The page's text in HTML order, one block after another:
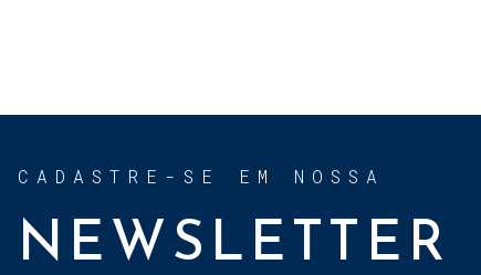
CADASTRE-SE EM NOSSA
NEWSLETTER